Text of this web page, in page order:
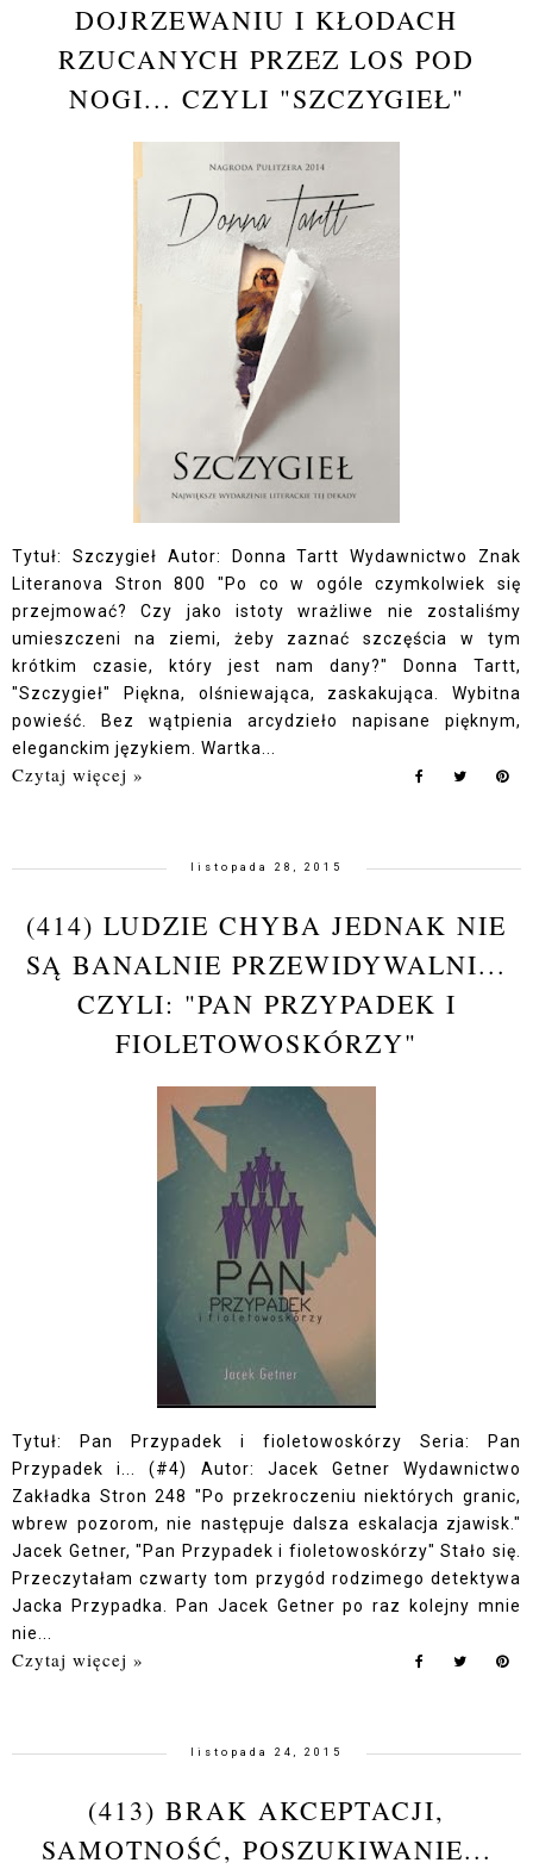
DOJRZEWANIU I KŁODACH
RZUCANYCH PRZEZ LOS POD
NOGI... CZYLI "SZCZYGIEŁ"
Tytuł: Szczygieł Autor: Donna Tartt Wydawnictwo Znak
Literanova Stron 800 "Po co w ogóle czymkolwiek się
przejmować? Czy jako istoty wrażliwe nie zostaliśmy
umieszczeni na ziemi, żeby zaznać szczęścia w tym
krótkim czasie, który jest nam dany?" Donna Tartt,
"Szczygieł" Piękna, olśniewająca, zaskakująca. Wybitna
powieść. Bez wątpienia arcydzieło napisane pięknym,
eleganckim językiem. Wartka...
Czytaj więcej »
listopada 28, 2015
(414) LUDZIE CHYBA JEDNAK NIE
SĄ BANALNIE PRZEWIDYWALNI...
CZYLI: "PAN PRZYPADEK I
FIOLETOWOSKÓRZY"
Tytuł: Pan Przypadek i fioletowoskórzy Seria: Pan
Przypadek i... (#4) Autor: Jacek Getner Wydawnictwo
Zakładka Stron 248 "Po przekroczeniu niektórych granic,
wbrew pozorom, nie następuje dalsza eskalacja zjawisk."
Jacek Getner, "Pan Przypadek i fioletowoskórzy" Stało się.
Przeczytałam czwarty tom przygód rodzimego detektywa
Jacka Przypadka. Pan Jacek Getner po raz kolejny mnie
nie...
Czytaj więcej »
listopada 24, 2015
(413) BRAK AKCEPTACJI,
SAMOTNOŚĆ, POSZUKIWANIE...